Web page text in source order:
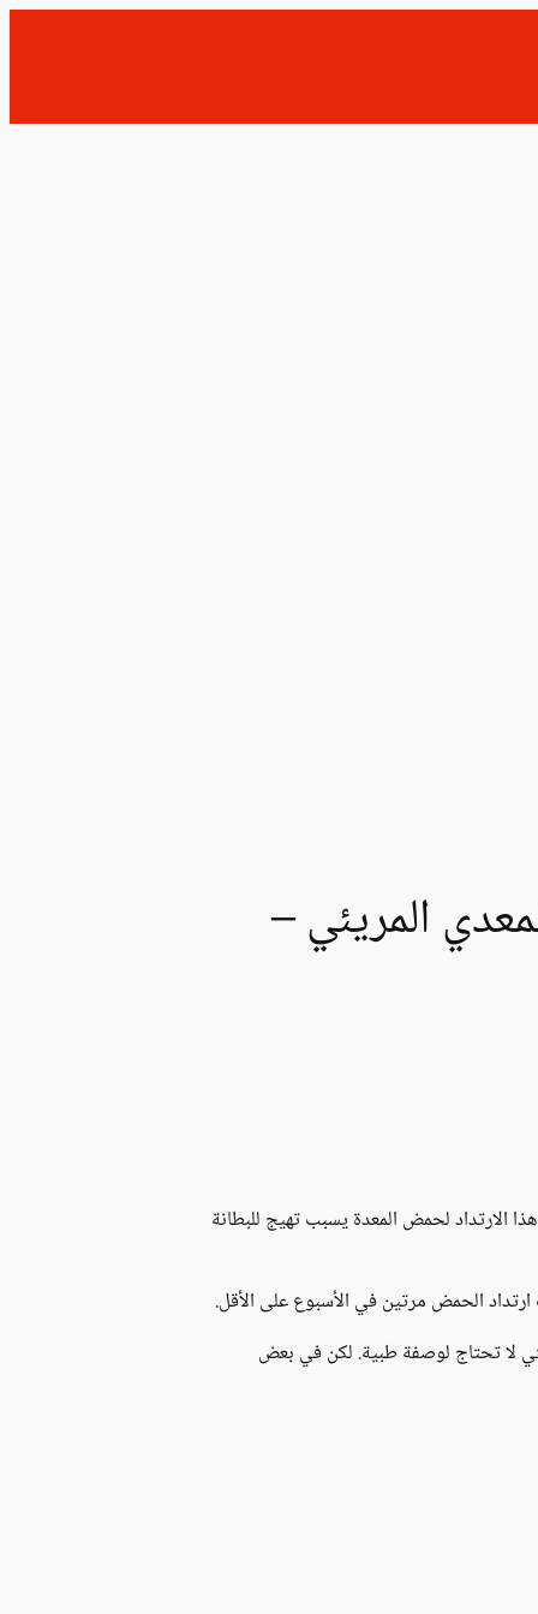
المريئي –
الارتداد لحمض المعدة يسبب تهيج للبطانة
الحمض مرتين في الأسبوع على الأقل.
لا تحتاج لوصفة طبية. لكن في بعض